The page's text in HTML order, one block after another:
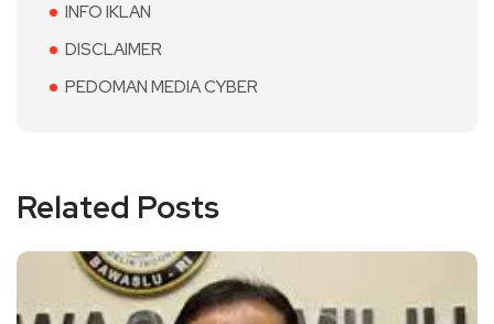
INFO IKLAN
DISCLAIMER
PEDOMAN MEDIA CYBER
Related Posts